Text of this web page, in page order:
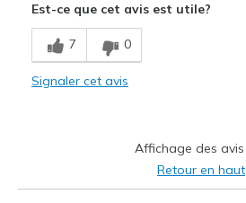
Breathe Well
Comfortable
Les meilleures utilisations
Casual Wear
Est-ce que cet avis est utile?
7 0
Signaler cet avis
Affichage des avis
Retour en haut